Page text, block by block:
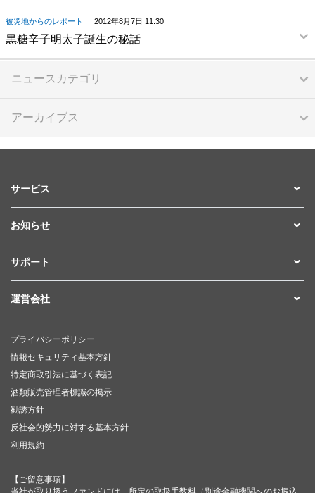
被災地からのレポート 2012年8月7日 11:30
黒糖辛子明太子誕生の秘話
ニュースカテゴリ
アーカイブス
サービス
お知らせ
サポート
運営会社
プライバシーポリシー
情報セキュリティ基本方針
特定商取引法に基づく表記
酒類販売管理者標識の掲示
勧誘方針
反社会的勢力に対する基本方針
利用規約
【ご留意事項】